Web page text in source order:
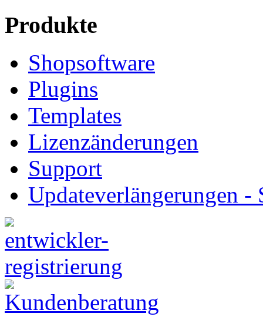
Produkte
Shopsoftware
Plugins
Templates
Lizenzänderungen
Support
Updateverlängerungen -